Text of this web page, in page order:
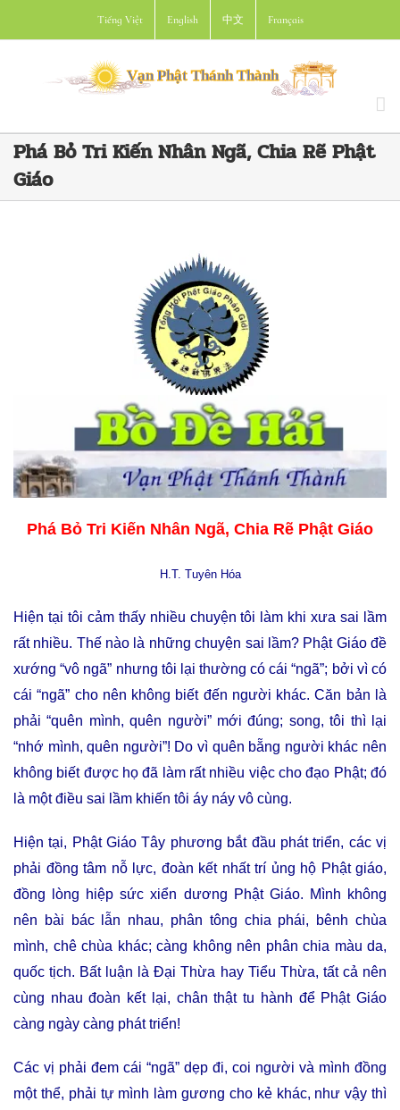
to
Tiếng Việt English 中文 Français
Phá Bỏ Tri Kiến Nhân Ngã, Chia Rẽ Phật
Giáo
Phá Bỏ Tri Kiến Nhân Ngã, Chia Rẽ Phật Giáo
H.T. Tuyên Hóa
Hiện tại tôi cảm thấy nhiều chuyện tôi làm khi xưa sai lầm
rất nhiều. Thế nào là những chuyện sai lầm? Phật Giáo đề
xướng “vô ngã” nhưng tôi lại thường có cái “ngã”; bởi vì có
cái “ngã” cho nên không biết đến người khác. Căn bản là
phải “quên mình, quên người” mới đúng; song, tôi thì lại
“nhớ mình, quên người”! Do vì quên bẵng người khác nên
không biết được họ đã làm rất nhiều việc cho đạo Phật; đó
là một điều sai lầm khiến tôi áy náy vô cùng.
Hiện tại, Phật Giáo Tây phương bắt đầu phát triển, các vị
phải đồng tâm nỗ lực, đoàn kết nhất trí ủng hộ Phật giáo,
đồng lòng hiệp sức xiển dương Phật Giáo. Mình không
nên bài bác lẫn nhau, phân tông chia phái, bênh chùa
mình, chê chùa khác; càng không nên phân chia màu da,
quốc tịch. Bất luận là Ðại Thừa hay Tiểu Thừa, tất cả nên
cùng nhau đoàn kết lại, chân thật tu hành để Phật Giáo
càng ngày càng phát triển!
Các vị phải đem cái “ngã” dẹp đi, coi người và mình đồng
một thể, phải tự mình làm gương cho kẻ khác, như vậy thì